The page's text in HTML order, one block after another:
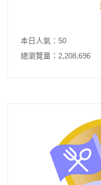
本日人氣：50
總瀏覽量：2,208,696